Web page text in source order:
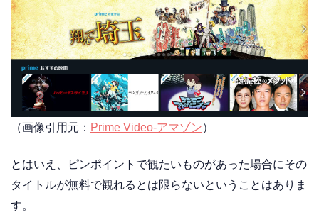
（画像引用元： Prime Video-アマゾン）
とはいえ、ピンポイントで観たいものがあった場合にその
タイトルが無料で観れるとは限らないということはありま
す。